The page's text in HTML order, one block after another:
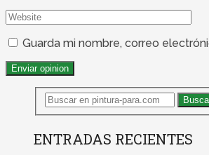
Guarda mi nombre, correo
ENTRADAS RECIENTES